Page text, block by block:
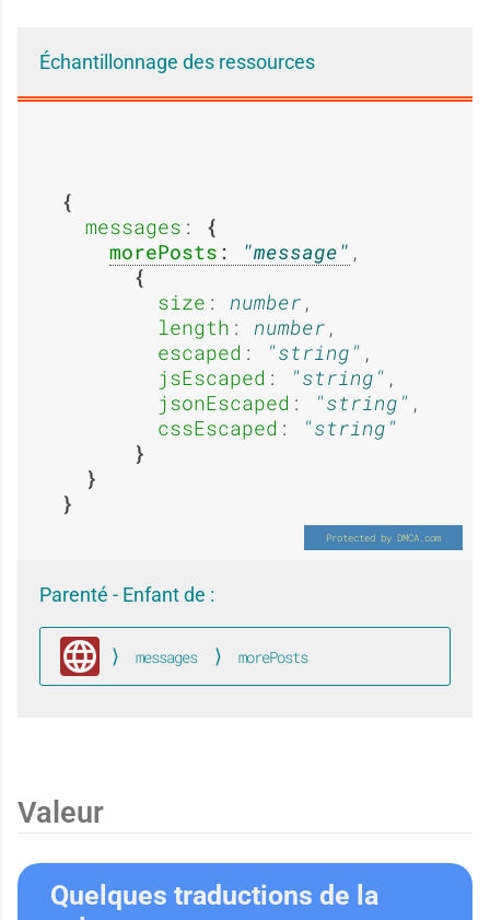
e
:
A
b
n
o
e
E
x
p
é
i
a
e
E
x
p
a
e
:
O
u
i
Échantillonnage des ressources
messages :
morePosts : message
,
size : number ,
length : number ,
escaped : string
,
jsEscaped : string
,
jsonEscaped : string
,
cssEscaped : string
Parenté - Enfant de :
Global
messages morePosts
Valeur
Quelques traductions de la